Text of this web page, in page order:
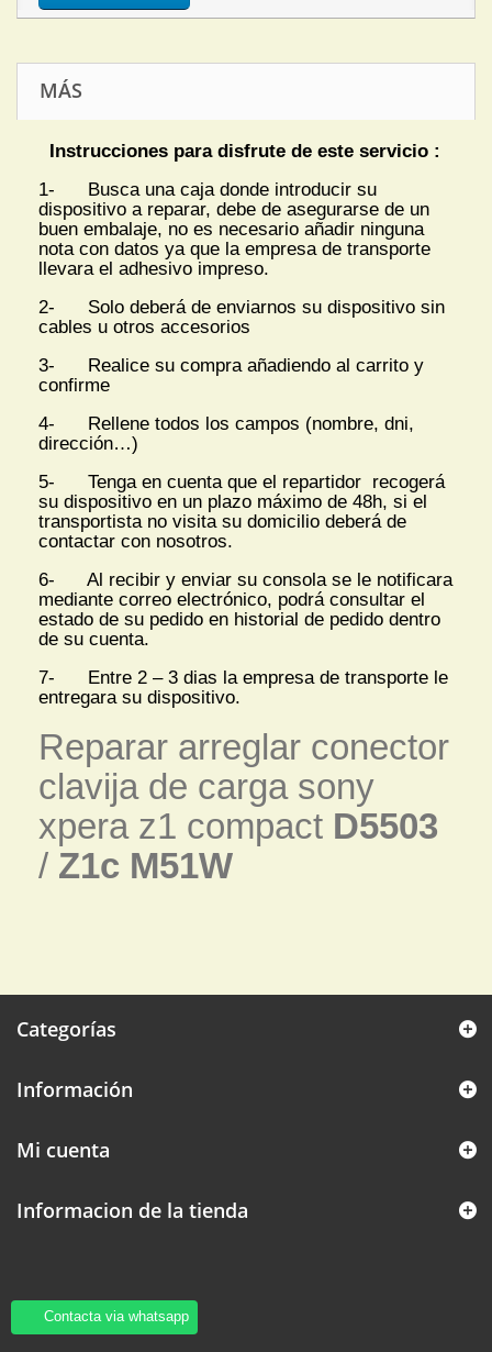
Contacta via whatsapp
MÁS
Instrucciones para disfrute de este servicio :
1- Busca una caja donde introducir su
dispositivo a reparar, debe de asegurarse de un
buen embalaje, no es necesario añadir ninguna
nota con datos ya que la empresa de transporte
llevara el adhesivo impreso.
2- Solo deberá de enviarnos su dispositivo sin
cables u otros accesorios
3- Realice su compra añadiendo al carrito y
confirme
4- Rellene todos los campos (nombre, dni,
dirección…)
5- Tenga en cuenta que el repartidor recogerá
su dispositivo en un plazo máximo de 48h, si el
transportista no visita su domicilio deberá de
contactar con nosotros.
6- Al recibir y enviar su consola se le notificara
mediante correo electrónico, podrá consultar el
estado de su pedido en historial de pedido dentro
de su cuenta.
7- Entre 2 – 3 dias la empresa de transporte le
entregara su dispositivo.
Reparar arreglar conector
clavija de carga sony
xpera z1 compact D5503
/ Z1c M51W
Categorías
Información
Mi cuenta
Informacion de la tienda